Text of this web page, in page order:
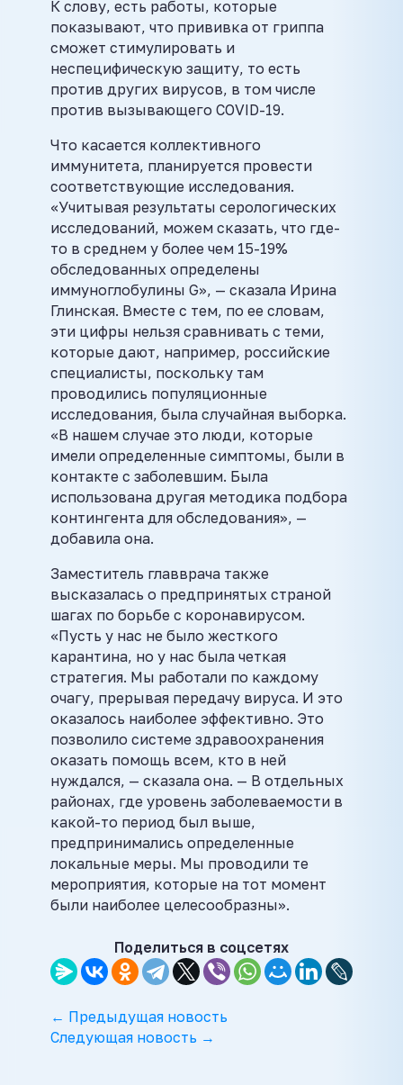
К слову, есть работы, которые
показывают, что прививка от гриппа
сможет стимулировать и
неспецифическую защиту, то есть
против других вирусов, в том числе
против вызывающего COVID-19.
Что касается коллективного
иммунитета, планируется провести
соответствующие исследования.
«Учитывая результаты серологических
исследований, можем сказать, что где-
то в среднем у более чем 15-19%
обследованных определены
иммуноглобулины G», — сказала Ирина
Глинская. Вместе с тем, по ее словам,
эти цифры нельзя сравнивать с теми,
которые дают, например, российские
специалисты, поскольку там
проводились популяционные
исследования, была случайная выборка.
«В нашем случае это люди, которые
имели определенные симптомы, были в
контакте с заболевшим. Была
использована другая методика подбора
контингента для обследования», —
добавила она.
Заместитель главврача также
высказалась о предпринятых страной
шагах по борьбе с коронавирусом.
«Пусть у нас не было жесткого
карантина, но у нас была четкая
стратегия. Мы работали по каждому
очагу, прерывая передачу вируса. И это
оказалось наиболее эффективно. Это
позволило системе здравоохранения
оказать помощь всем, кто в ней
нуждался, — сказала она. — В отдельных
районах, где уровень заболеваемости в
какой-то период был выше,
предпринимались определенные
локальные меры. Мы проводили те
мероприятия, которые на тот момент
были наиболее целесообразны».
Поделиться в соцсетях
← Предыдущая новость
Следующая новость →